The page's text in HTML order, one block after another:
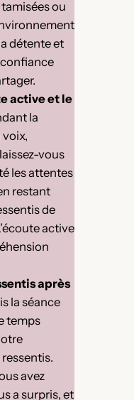
ou
détente et
confiance
active et le
la
voix,
vous
les attentes
restant
de
active
après
la séance
temps
avez
a surpris, et